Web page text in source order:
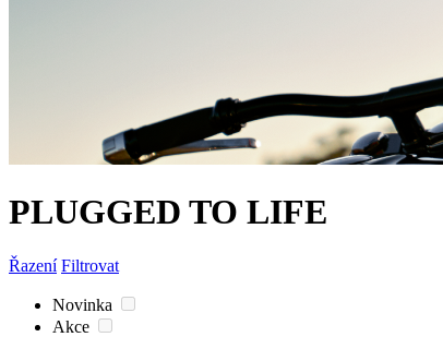
PLUGGED TO LIFE
Řazení Filtrovat
Novinka
Akce